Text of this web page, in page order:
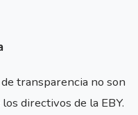
transparencia no son
directivos de la EBY.